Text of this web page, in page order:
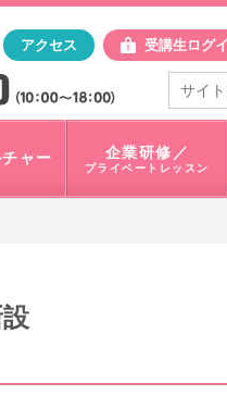
レビ朝日アスク
アクセス 受講生ログ
電話で
03-
ャー 企業研修／
プライベートレッスン